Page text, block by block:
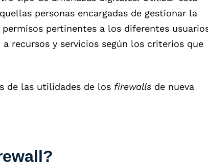
personas encargadas de gestionar la
pertinentes a los diferentes
a recursos y servicios según los criterios que
de las utilidades de los firewalls de nueva